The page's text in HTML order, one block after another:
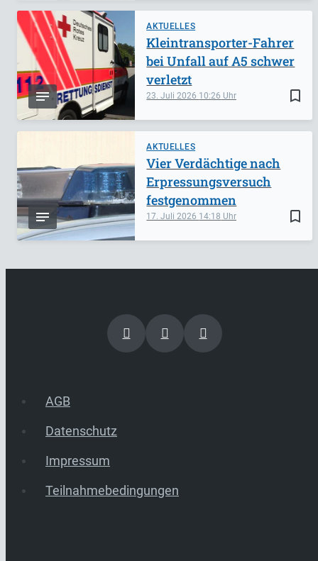
AKTUELLES
bookmark_border
23. Juli 2026 10:26
Kleintransporter-Fahrer
bei Unfall auf A5 schwer
verletzt
AKTUELLES
bookmark_border
17. Juli 2026 14:18
Vier Verdächtige nach
Erpressungsversuch
festgenommen
AGB
Datenschutz
Impressum
Teilnahmebedingungen